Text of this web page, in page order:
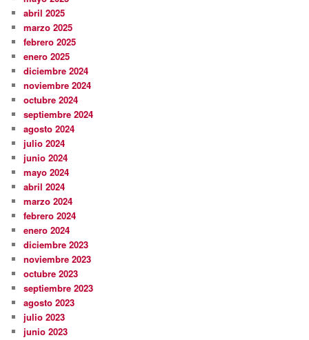
abril 2025
marzo 2025
febrero 2025
enero 2025
diciembre 2024
noviembre 2024
octubre 2024
septiembre 2024
agosto 2024
julio 2024
junio 2024
mayo 2024
abril 2024
marzo 2024
febrero 2024
enero 2024
diciembre 2023
noviembre 2023
octubre 2023
septiembre 2023
agosto 2023
julio 2023
junio 2023